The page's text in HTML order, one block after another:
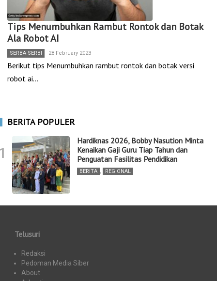
Tips Menumbuhkan Rambut Rontok dan Botak
Ala Robot AI
SERBA-SERBI 28 February 2023
Berikut tips Menumbuhkan rambut rontok dan botak versi
robot ai…
BERITA POPULER
Hardiknas 2026, Bobby Nasution Minta
Kenaikan Gaji Guru Tiap Tahun dan
Penguatan Fasilitas Pendidikan
BERITA , REGIONAL
Telusuri
Redaksi
Pedoman Media Siber
About